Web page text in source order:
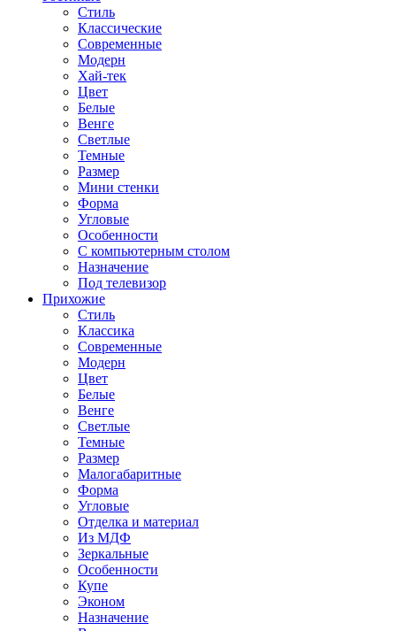
Стиль
Классические
Современные
Модерн
Хай-тек
Цвет
Белые
Венге
Светлые
Темные
Размер
Мини стенки
Форма
Угловые
Особенности
С компьютерным столом
Назначение
Под телевизор
Прихожие
Стиль
Классика
Современные
Модерн
Цвет
Белые
Венге
Светлые
Темные
Размер
Малогабаритные
Форма
Угловые
Отделка и материал
Из МДФ
Зеркальные
Особенности
Купе
Эконом
Назначение